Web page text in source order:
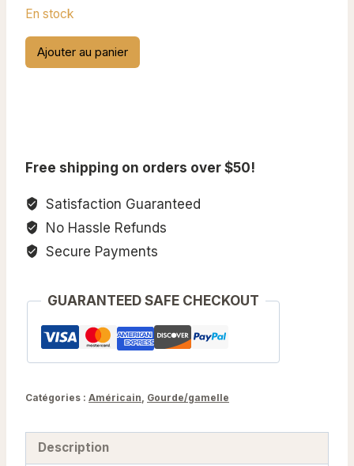
En stock
quantité
de
1942
WWII
Ajouter au panier
Free shipping on orders over $50!
Satisfaction Guaranteed
No Hassle Refunds
Secure Payments
GUARANTEED SAFE CHECKOUT
Catégories : Américain Gourde/gamelle
Description